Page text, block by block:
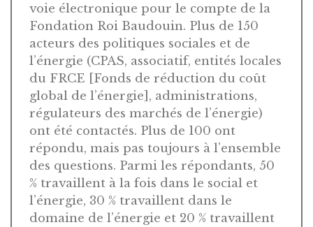
voie électronique pour le compte de la
Fondation Roi Baudouin. Plus de 150
acteurs des politiques sociales et de
l’énergie (CPAS, associatif, entités locales
du FRCE [Fonds de réduction du coût
global de l’énergie], administrations,
régulateurs des marchés de l’énergie)
ont été contactés. Plus de 100 ont
répondu, mais pas toujours à l’ensemble
des questions. Parmi les répondants, 50
% travaillent à la fois dans le social et
l’énergie, 30 % travaillent dans le
domaine de l’énergie et 20 % travaillent